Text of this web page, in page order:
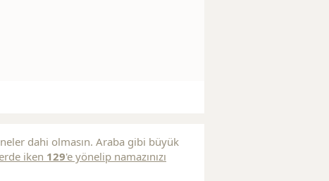
dahi olmasın. Araba gibi büyük
iken 129'e yönelip namazınızı